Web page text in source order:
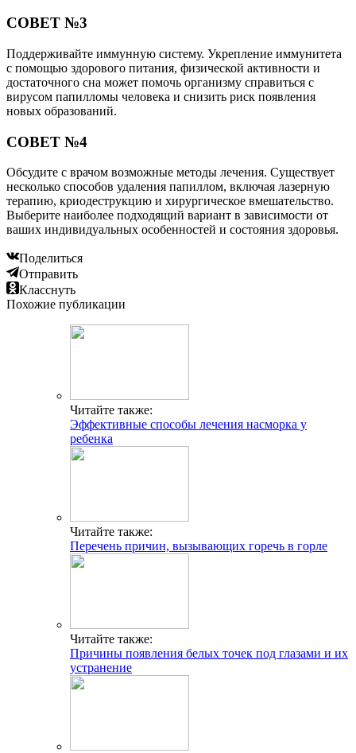
СОВЕТ №3
Поддерживайте иммунную систему. Укрепление иммунитета
с помощью здорового питания, физической активности и
достаточного сна может помочь организму справиться с
вирусом папилломы человека и снизить риск появления
новых образований.
СОВЕТ №4
Обсудите с врачом возможные методы лечения. Существует
несколько способов удаления папиллом, включая лазерную
терапию, криодеструкцию и хирургическое вмешательство.
Выберите наиболее подходящий вариант в зависимости от
ваших индивидуальных особенностей и состояния здоровья.
Поделиться
Отправить
Класснуть
Похожие публикации
Читайте также:
Эффективные способы лечения насморка у
ребенка
Читайте также:
Перечень причин, вызывающих горечь в горле
Читайте также:
Причины появления белых точек под глазами и их
устранение